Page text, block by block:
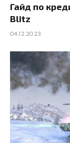
Гайд по
Blitz
04.12.2023